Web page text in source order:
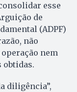
esse
de
(ADPF)
não
nem
obtidas.
diligência”,